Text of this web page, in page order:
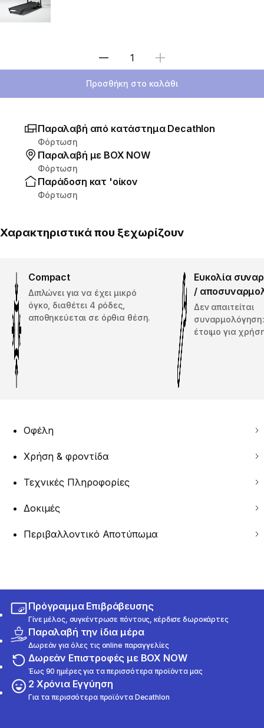
Επιλέξτε ποσότητα
Προσθήκη στο καλάθι
Παραλαβή από κατάστημα Decathlon
Φόρτωση
Παραλαβή με ΒΟΧ ΝΟW
Φόρτωση
Παράδοση κατ 'οίκον
Φόρτωση
Χαρακτηριστικά που ξεχωρίζουν
Compact
Διπλώνει για να έχει μικρό
όγκο, διαθέτει 4 ρόδες,
αποθηκεύεται σε όρθια θέση.
Ευκολία
/
Δεν απαιτείται
έτοιμο για
Οφέλη
Χρήση & φροντίδα
Τεχνικές Πληροφορίες
Δοκιμές
Περιβαλλοντικό Αποτύπωμα
Πρόγραμμα Επιβράβευσης
Γίνε μέλος, συγκέντρωσε πόντους, κέρδισε δωροκάρτες
Παραλαβή την ίδια μέρα
Δωρεάν για όλες τις online παραγγελίες
Δωρεάν Επιστροφές με BOX NOW
Έως 90 ημέρες για τα περισσότερα προϊόντα μας
2 Χρόνια Εγγύηση
Για τα περισσότερα προϊόντα Decathlon